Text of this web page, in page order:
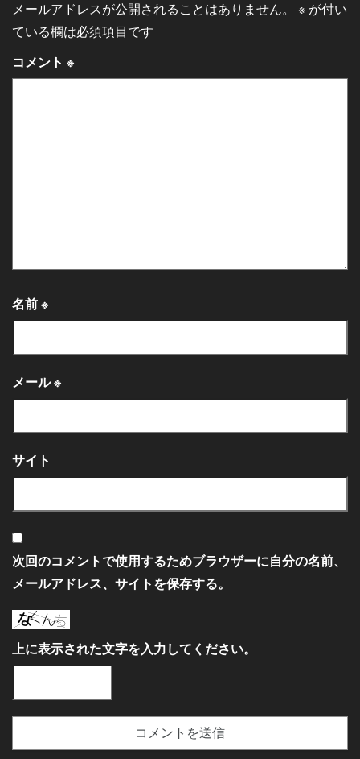
メールアドレスが公開されることはありません。 ※ が付い
ている欄は必須項目です
コメント ※
名前 ※
メール※
サイト
次回のコメントで使用するためブラウザーに自分の名前、
メールアドレス、サイトを保存する。
上に表示された文字を入力してください。